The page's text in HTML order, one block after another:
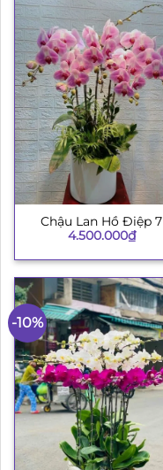
Chậu Lan Hồ Điệp 7
4.500.000₫
-10%